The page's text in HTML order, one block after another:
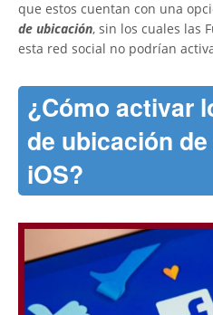
que estos cuentan con una
de ubicación, sin los cuales las
esta red social no podrían
¿Cómo activar
de ubicación
iOS?